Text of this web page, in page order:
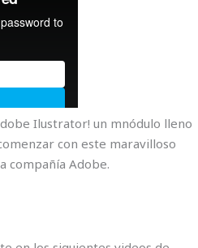
Ilustrator! un mnódulo lleno
con este maravilloso
compañía Adobe.